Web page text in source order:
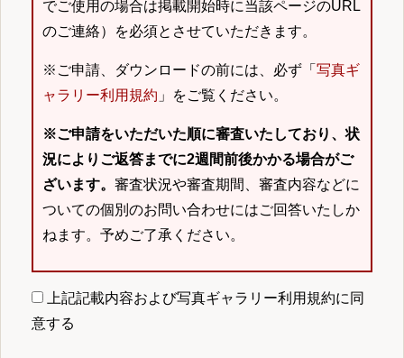
でご使用の場合は掲載開始時に当該ページのURL
のご連絡）を必須とさせていただきます。
※ご申請、ダウンロードの前には、必ず「 写真ギ
ャラリー利用規約 」をご覧ください。
※ご申請をいただいた順に審査いたしており、状
況によりご返答までに2週間前後かかる場合がご
ざいます。 審査状況や審査期間、審査内容などに
ついての個別のお問い合わせにはご回答いたしか
ねます。予めご了承ください。
上記記載内容および写真ギャラリー利用規約に同
意する